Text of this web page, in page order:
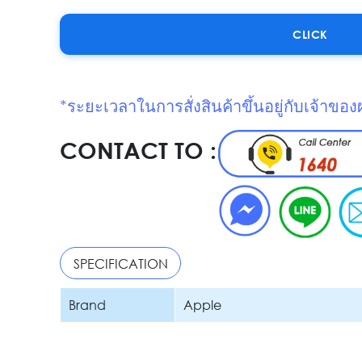
CLICK
*ระยะเวลาในการสั่งสินค้าขึ้นอยู่กับเจ้าข
CONTACT TO :
SPECIFICATION
Brand Apple